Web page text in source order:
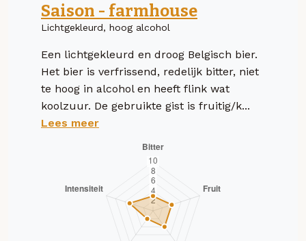
Saison - farmhouse
Lichtgekleurd, hoog alcohol
Een lichtgekleurd en droog Belgisch bier.
Het bier is verfrissend, redelijk bitter, niet
te hoog in alcohol en heeft flink wat
koolzuur. De gebruikte gist is fruitig/k...
Lees meer